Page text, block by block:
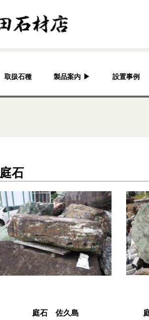
取扱石種 製品案内 ▶
灯篭
造園資材
その他
設置事例
庭石
庭石 佐久島